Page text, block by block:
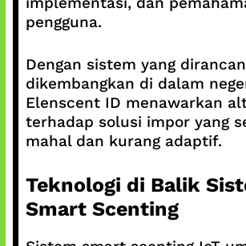
pengguna.
Dengan sistem yang
dikembangkan di dalam
Elenscent ID menawarkan
terhadap solusi impor yang
mahal dan kurang adaptif.
Teknologi di Balik
Smart Scenting